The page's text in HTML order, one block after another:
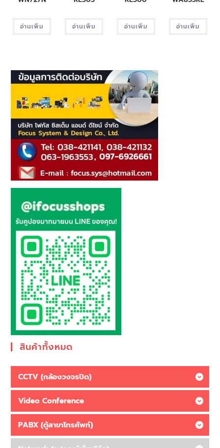
อ่านเพิ่ม อ่านเพิ่ม อ่านเพิ่ม อ่านเพิ่ม
สินค้าทั้งหมด
CCTV (กล้องวงจรปิด)
Video Conference
PABX (ตู้สาขาโทรศัพท์)